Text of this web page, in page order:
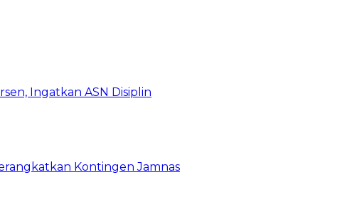
Ingatkan ASN Disiplin
Kontingen Jamnas